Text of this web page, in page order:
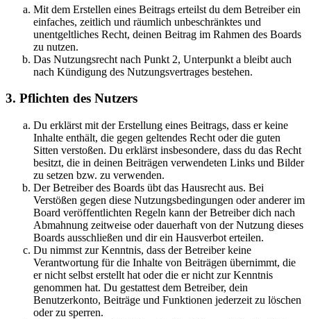
Mit dem Erstellen eines Beitrags erteilst du dem Betreiber ein
einfaches, zeitlich und räumlich unbeschränktes und
unentgeltliches Recht, deinen Beitrag im Rahmen des Boards
zu nutzen.
Das Nutzungsrecht nach Punkt 2, Unterpunkt a bleibt auch
nach Kündigung des Nutzungsvertrages bestehen.
3. Pflichten des Nutzers
Du erklärst mit der Erstellung eines Beitrags, dass er keine
Inhalte enthält, die gegen geltendes Recht oder die guten
Sitten verstoßen. Du erklärst insbesondere, dass du das Recht
besitzt, die in deinen Beiträgen verwendeten Links und Bilder
zu setzen bzw. zu verwenden.
Der Betreiber des Boards übt das Hausrecht aus. Bei
Verstößen gegen diese Nutzungsbedingungen oder anderer im
Board veröffentlichten Regeln kann der Betreiber dich nach
Abmahnung zeitweise oder dauerhaft von der Nutzung dieses
Boards ausschließen und dir ein Hausverbot erteilen.
Du nimmst zur Kenntnis, dass der Betreiber keine
Verantwortung für die Inhalte von Beiträgen übernimmt, die
er nicht selbst erstellt hat oder die er nicht zur Kenntnis
genommen hat. Du gestattest dem Betreiber, dein
Benutzerkonto, Beiträge und Funktionen jederzeit zu löschen
oder zu sperren.